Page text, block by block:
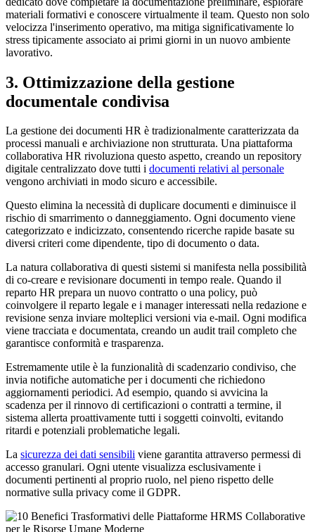
materiali formativi e conoscere virtualmente il team. Questo non solo
velocizza l'inserimento operativo, ma mitiga significativamente lo
stress tipicamente associato ai primi giorni in un nuovo ambiente
lavorativo.
3. Ottimizzazione della gestione
documentale condivisa
La gestione dei documenti HR è tradizionalmente caratterizzata da
processi manuali e archiviazione non strutturata. Una piattaforma
collaborativa HR rivoluziona questo aspetto, creando un repository
digitale centralizzato dove tutti i documenti relativi al personale
vengono archiviati in modo sicuro e accessibile.
Questo elimina la necessità di duplicare documenti e diminuisce il
rischio di smarrimento o danneggiamento. Ogni documento viene
categorizzato e indicizzato, consentendo ricerche rapide basate su
diversi criteri come dipendente, tipo di documento o data.
La natura collaborativa di questi sistemi si manifesta nella possibilità
di co-creare e revisionare documenti in tempo reale. Quando il
reparto HR prepara un nuovo contratto o una policy, può
coinvolgere il reparto legale e i manager interessati nella redazione e
revisione senza inviare molteplici versioni via e-mail. Ogni modifica
viene tracciata e documentata, creando un audit trail completo che
garantisce conformità e trasparenza.
Estremamente utile è la funzionalità di scadenzario condiviso, che
invia notifiche automatiche per i documenti che richiedono
aggiornamenti periodici. Ad esempio, quando si avvicina la
scadenza per il rinnovo di certificazioni o contratti a termine, il
sistema allerta proattivamente tutti i soggetti coinvolti, evitando
ritardi e potenziali problematiche legali.
La sicurezza dei dati sensibili viene garantita attraverso permessi di
accesso granulari. Ogni utente visualizza esclusivamente i
documenti pertinenti al proprio ruolo, nel pieno rispetto delle
normative sulla privacy come il GDPR.